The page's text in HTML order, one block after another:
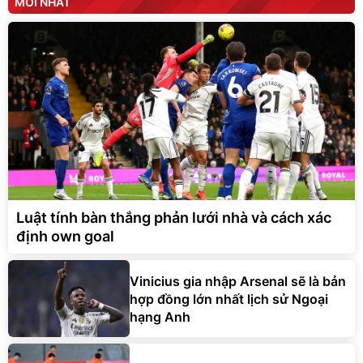
Luật tính bàn thắng phản lưới nhà và cách xác
định own goal
Vinicius gia nhập Arsenal sẽ là bản
hợp đồng lớn nhất lịch sử Ngoại
hạng Anh